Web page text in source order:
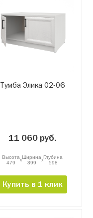
Тумба Элика 02-06
11 060 руб.
Высота
479
xШирина
899
xГлубина
598
Купить в 1 клик